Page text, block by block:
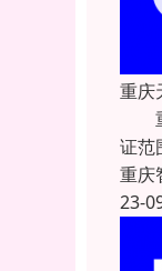
重庆
重
证范
重庆
23-